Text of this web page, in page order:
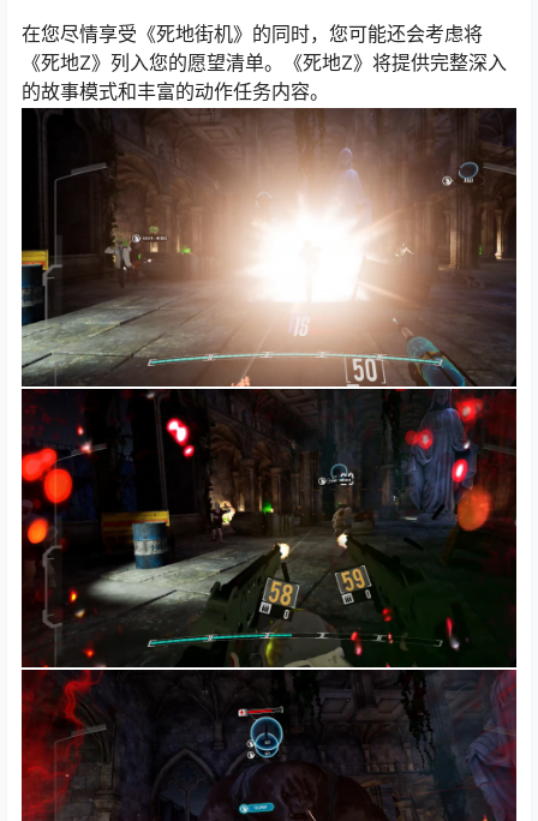
在您尽情享受《死地街机》的同时，您可能还会考虑将
《死地Z》列入您的愿望清单。《死地Z》将提供完整深入
的故事模式和丰富的动作任务内容。